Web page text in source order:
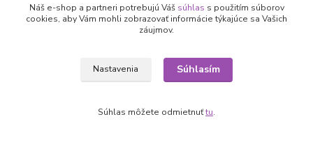
1,89 €/ks
1,54 € bez DPH
Náš e-shop a partneri potrebujú Váš súhlas s použitím súborov
cookies, aby Vám mohli zobrazovať informácie týkajúce sa Vašich
záujmov.
Nastavenia Súhlasím
Súhlas môžete odmietnuťtu.